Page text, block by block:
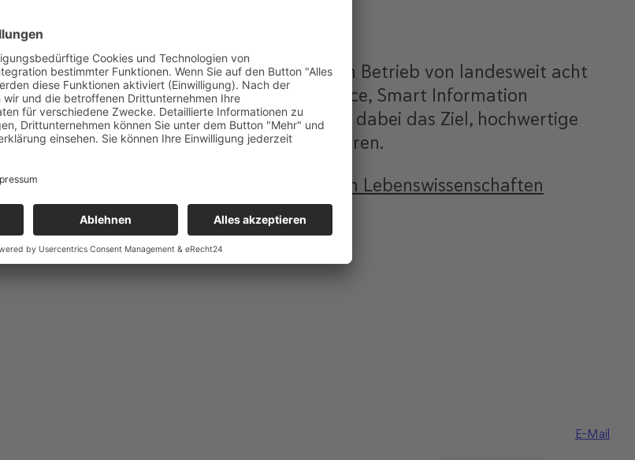
E-Mail
die Implementierung und den Betrieb von landesweit acht
Smart Mobility, Life Science, Smart Information
Künstliche Intelligenz. Das Land verfolgt dabei das Ziel, hochwertige
und Sicherheit für alle zu generieren.
Inkubator für Gründungen aus den Lebenswissenschaften